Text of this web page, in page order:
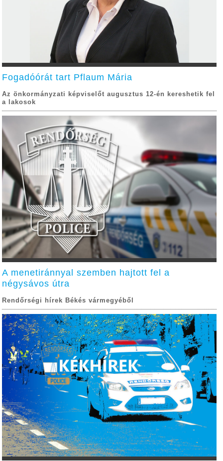
Fogadóórát tart Pflaum Mária
Az önkormányzati képviselőt augusztus 12-én kereshetik fel
a lakosok
A menetiránnyal szemben hajtott fel a
négysávos útra
Rendőrségi hírek Békés vármegyéből